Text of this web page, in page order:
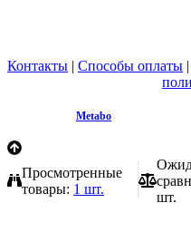
Контакты | Способы оплаты |
Metabo
Просмотренные
товары: 1 шт.
шт.